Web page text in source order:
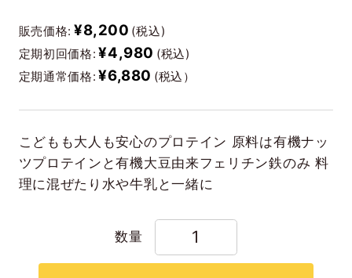
販売価格: ¥8,200 (税込)
定期初回価格: ¥4,980 (税込)
定期通常価格: ¥6,880 (税込）
こどもも大人も安心のプロテイン 原料は有機ナッ
ツプロテインと有機大豆由来フェリチン鉄のみ 料
理に混ぜたり水や牛乳と一緒に
数量